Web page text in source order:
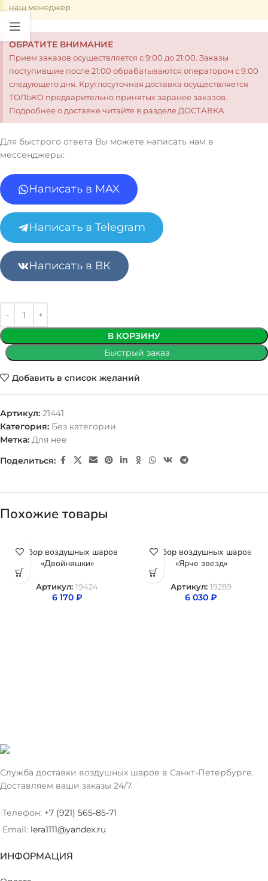
наш менеджер
ОБРАТИТЕ ВНИМАНИЕ
Прием заказов осуществляется с 9:00 до 21:00. Заказы
поступившие после 21:00 обрабатываются оператором с 9:00
следующего дня. Круглосуточная доставка осуществляется
ТОЛЬКО предварительно принятых заранее заказов.
Подробнее о доставке читайте в разделе ДОСТАВКА
Для быстрого ответа Вы можете написать нам в
мессенджеры:
Написать в MAX
Написать в Telegram
Написать в ВК
В КОРЗИНУ
Быстрый заказ
Добавить в список желаний
Артикул: 21441
Категория: Без категории
Метка: Для нее
Поделиться:
Похожие товары
Набор воздушных шаров
«Двойняшки»
Артикул: 19424
6 170 ₽
Набор воздушных шаров
«Ярче звезд»
Артикул: 19289
6 030 ₽
Служба доставки воздушных шаров в Санкт-Петербурге.
Доставляем ваши заказы 24/7.
Телефон: +7 (921) 565-85-71
Email: lera1111@yandex.ru
ИНФОРМАЦИЯ